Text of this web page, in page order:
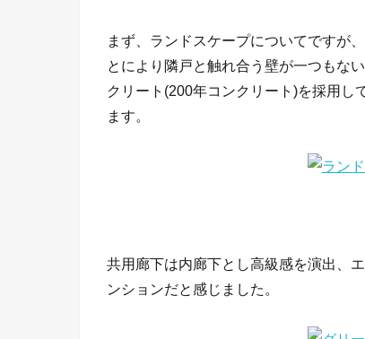
まず、ランドスケープについてですが
とにより隣戸と触れ合う壁が一つもな
クリート(200年コンクリート)を採用し
ます。
共用廊下は内廊下とし高級感を演出、
ンションだと感じました。